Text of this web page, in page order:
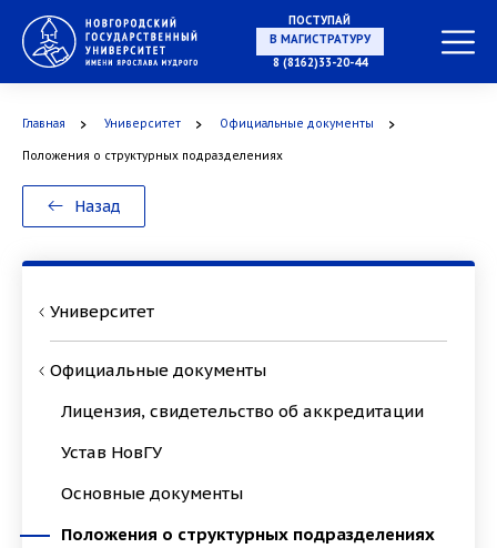
ПОСТУПАЙ
В МАГИСТРАТУРУ
8 (8162)33-20-44
Главная Университет Официальные документы
Положения о структурных подразделениях
Назад
Университет
Официальные документы
Лицензия, свидетельство об аккредитации
Устав НовГУ
Основные документы
Положения о структурных подразделениях